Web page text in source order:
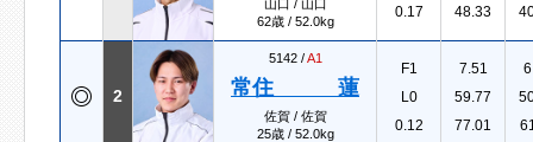
山口 / 山口
62歳 / 52.0kg
0.17
48.33
2
5142 /A1
常住 蓮
佐賀 / 佐賀
25歳 / 52.0kg
F1
L0
0.12
7.51
59.77
77.01